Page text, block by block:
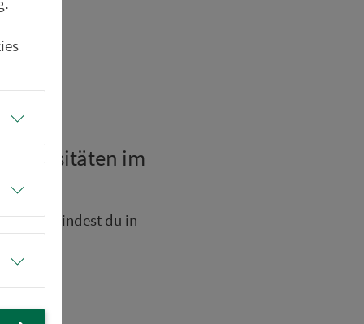
im
im VGN findest du in